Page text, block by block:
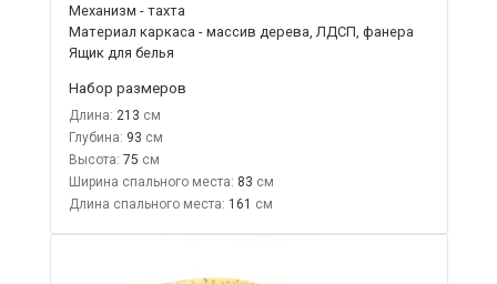
Механизм - тахта
Материал каркаса - массив дерева, ЛДСП, фанера
Ящик для белья
Набор размеров
Длина: 213
Глубина: 93
Высота: 75
Ширина спального места: 83
Длина спального места: 161